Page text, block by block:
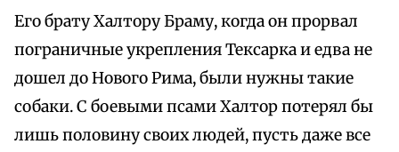
Его брату Халтору Браму, когда он прорвал
пограничные укрепления Тексарка и едва не
дошел до Нового Рима, были нужны такие
собаки. С боевыми псами Халтор потерял бы
лишь половину своих людей, пусть даже все